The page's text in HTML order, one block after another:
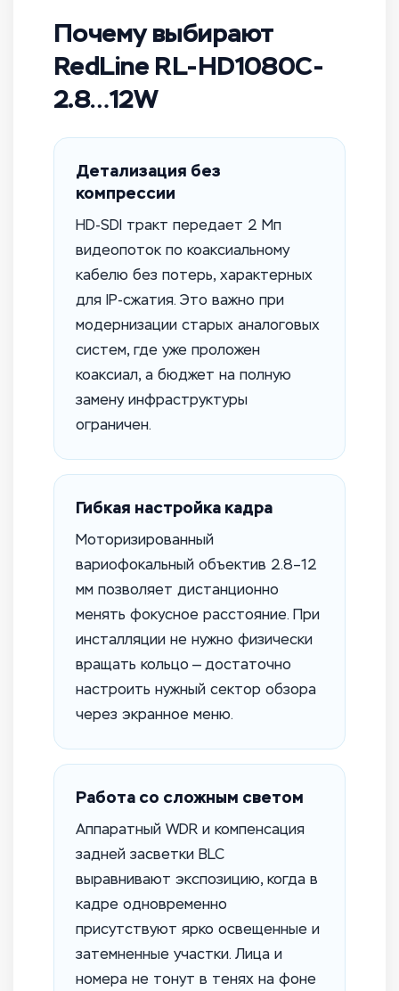
Почему выбирают
RedLine RL-HD1080C-
2.8…12W
Детализация без
компрессии
HD-SDI тракт передает 2 Мп
видеопоток по коаксиальному
кабелю без потерь, характерных
для IP-сжатия. Это важно при
модернизации старых аналоговых
систем, где уже проложен
коаксиал, а бюджет на полную
замену инфраструктуры
ограничен.
Гибкая настройка кадра
Моторизированный
вариофокальный объектив 2.8–12
мм позволяет дистанционно
менять фокусное расстояние. При
инсталляции не нужно физически
вращать кольцо — достаточно
настроить нужный сектор обзора
через экранное меню.
Работа со сложным светом
Аппаратный WDR и компенсация
задней засветки BLC
выравнивают экспозицию, когда в
кадре одновременно
присутствуют ярко освещенные и
затемненные участки. Лица и
номера не тонут в тенях на фоне